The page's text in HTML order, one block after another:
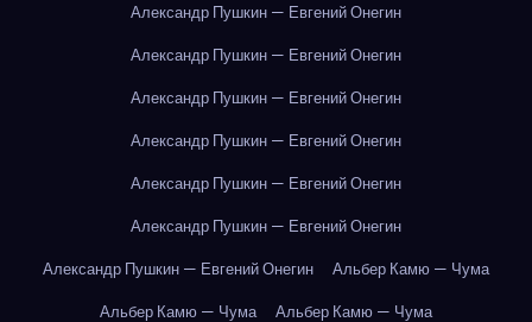
Александр Пушкин — Евгений Онегин
Александр Пушкин — Евгений Онегин
Александр Пушкин — Евгений Онегин
Александр Пушкин — Евгений Онегин
Александр Пушкин — Евгений Онегин
Александр Пушкин — Евгений Онегин
Александр Пушкин — Евгений Онегин
Альбер Камю — Чума
Альбер Камю — Чума
Альбер Камю — Чума